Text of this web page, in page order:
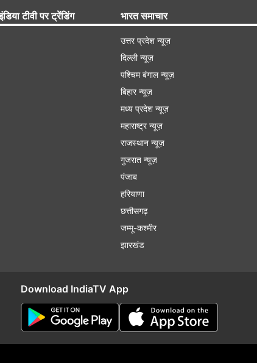
टीवी पर ट्रेंडिंग भारत समाचार
उत्तर प्रदेश न्यूज़
दिल्ली न्यूज़
पश्चिम बंगाल न्यूज़
बिहार न्यूज़
मध्य प्रदेश न्यूज़
महाराष्ट्र न्यूज़
राजस्थान न्यूज़
गुजरात न्यूज़
पंजाब
हरियाणा
छत्तीसगढ़
जम्मू-कश्मीर
झारखंड
Download IndiaTV App